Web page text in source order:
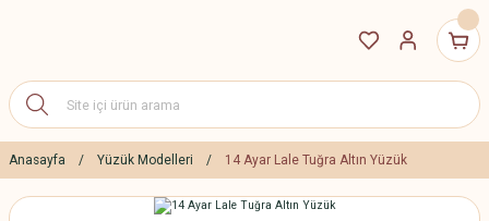
Anasayfa Yüzük Modelleri 14 Ayar Lale Tuğra Altın Yüzük